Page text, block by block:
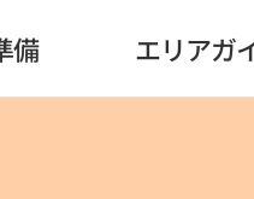
備 エリアガ